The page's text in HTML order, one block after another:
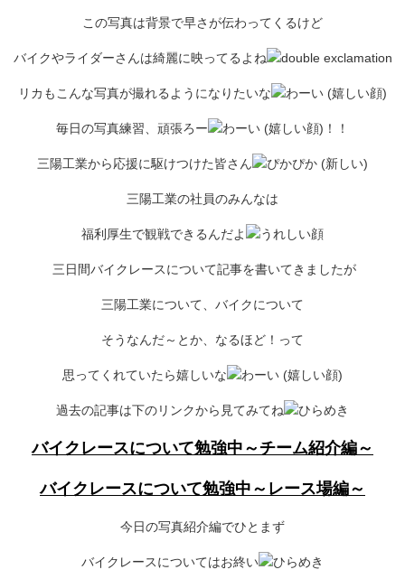
この写真は背景で早さが伝わってくるけど
バイクやライダーさんは綺麗に映ってるよね
リカもこんな写真が撮れるようになりたいな
毎日の写真練習、頑張ろー ！！
三陽工業から応援に駆けつけた皆さん
三陽工業の社員のみんなは
福利厚生で観戦できるんだよ
三日間バイクレースについて記事を書いてきましたが
三陽工業について、バイクについて
そうなんだ～とか、なるほど！って
思ってくれていたら嬉しいな
過去の記事は下のリンクから見てみてね
バイクレースについて勉強中～チーム紹介編～
バイクレースについて勉強中～レース場編～
今日の写真紹介編でひとまず
バイクレースについてはお終い